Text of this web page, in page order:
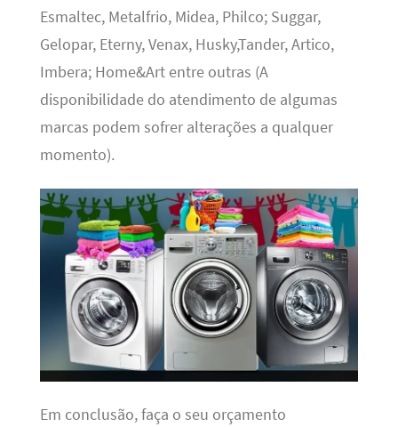
Esmaltec, Metalfrio, Midea, Philco; Suggar,
Gelopar, Eterny, Venax, Husky,Tander, Artico,
Imbera; Home&Art entre outras (A
disponibilidade do atendimento de algumas
marcas podem sofrer alterações a qualquer
momento).
Em conclusão, faça o seu orçamento